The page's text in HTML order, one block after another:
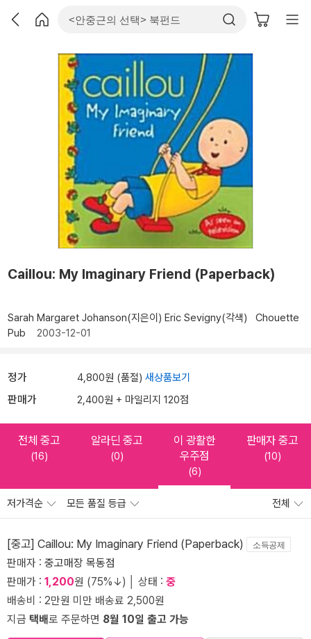
Caillou: My Imaginary Friend (Paperback)
Sarah Margaret Johanson(지은이) Eric Sevigny(각색)
Chouette
Pub
2003-12-01
정가 4,800원 (품절) 새상품보기
판매가 2,400원 + 마일리지 120점
전체 중고
(16)
알라딘 중고
(0)
이 광활한
우주점
(6)
판매자 중고
(10)
저가격순 모든 품질 등급 전체
[중고] Caillou: My Imaginary Friend (Paperback) 소득공제
판매자 : 중고매장 목동점
판매가 : 1,200원 (75%↓) │ 상태 : 중
배송비 : 2만원 미만 배송료 2,500원
지금 택배로 주문하면 8월 10일 출고 가능